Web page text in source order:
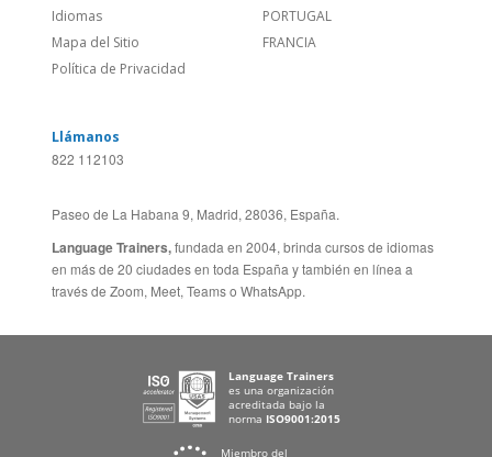
Mapa del Sitio
Política de Privacidad
FRANCIA
822 112103
Language Trainers,fundada en 2004, brinda cursos de idiomas
en más de 20 ciudades en toda España y también en línea a
través de Zoom, Meet, Teams o WhatsApp.